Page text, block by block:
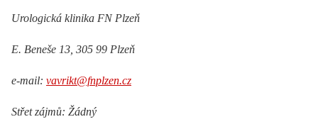
Urologická klinika FN Plzeň
E. Beneše 13, 305 99 Plzeň
e-mail: vavrikt@fnplzen.cz
Střet zájmů: Žádný